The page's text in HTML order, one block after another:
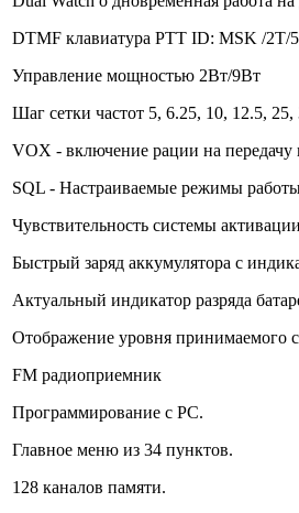
DTMF клавиатура PTT ID: MSK /2T/
Управление мощностью 2Вт/9Вт
Шаг сетки частот 5, 6.25, 10, 12.5,
VOX - включение рации на передачу
SQL - Настраиваемые режимы
Чувствительность системы
Быстрый заряд аккумулятора с
Актуальный индикатор разряда
Отображение уровня принимаемого
FM радиоприемник
Программирование с PC.
Главное меню из 34 пунктов.
128 каналов памяти.